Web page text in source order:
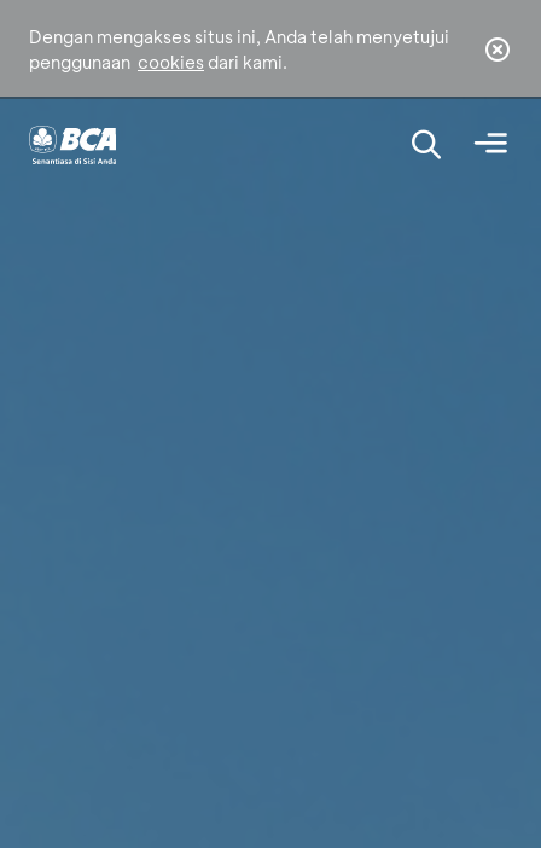
Dengan mengakses situs ini, Anda telah menyetujui
penggunaan cookies dari kami.